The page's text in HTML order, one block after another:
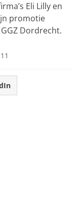
Eli Lilly en
promotie
Dordrecht.